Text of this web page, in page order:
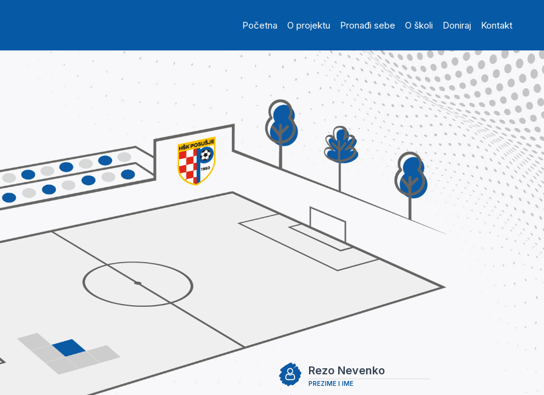
Main navigation
Početna O projektu Pronađi sebe O školi Doniraj Kontakt
PREZIME I IME
Rezo Nevenko